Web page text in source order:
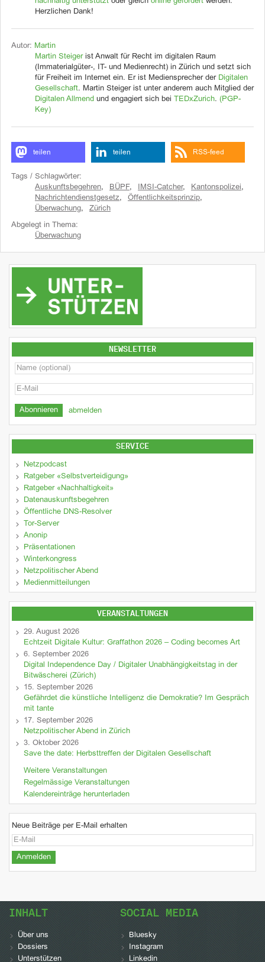
Herzlichen Dank!
Autor: Martin
Martin Steigerist Anwalt für Recht im digitalen Raum
(Immaterialgüter-, IT- und Medienrecht) in Zürich und setzt sich
für Freiheit im Internet ein. Er ist Mediensprecher der Digitalen
Gesellschaft. Martin Steiger ist unter anderem auch Mitglied der
Digitalen Allmend und engagiert sich bei TEDxZurich. (PGP-
Key)
teilen teilen RSS-feed
Tags / Schlagwörter:
Auskunftsbegehren, BÜPF, IMSI-Catcher, Kantonspolizei,
Nachrichtendienstgesetz, Öffentlichkeitsprinzip,
Überwachung, Zürich
Abgelegt in Thema:
Überwachung
NEWSLETTER
abmelden
SERVICE
Netzpodcast
Ratgeber «Selbstverteidigung»
Ratgeber «Nachhaltigkeit»
Datenauskunftsbegehren
Öffentliche DNS-Resolver
Tor-Server
Anonip
Präsentationen
Winterkongress
Netzpolitischer Abend
Medienmitteilungen
VERANSTALTUNGEN
29. August 2026
Echtzeit Digitale Kultur: Graffathon 2026 – Coding becomes Art
6. September 2026
Digital Independence Day / Digitaler Unabhängigkeitstag in der
Bitwäscherei (Zürich)
15. September 2026
Gefährdet die künstliche Intelligenz die Demokratie? Im Gespräch
mit tante
17. September 2026
Netzpolitischer Abend in Zürich
3. Oktober 2026
Save the date: Herbsttreffen der Digitalen Gesellschaft
Weitere Veranstaltungen
Regelmässige Veranstaltungen
Kalendereinträge herunterladen
Neue Beiträge per E-Mail erhalten
INHALT
Über uns
Dossiers
Unterstützen
SOCIAL MEDIA
Bluesky
Instagram
Linkedin